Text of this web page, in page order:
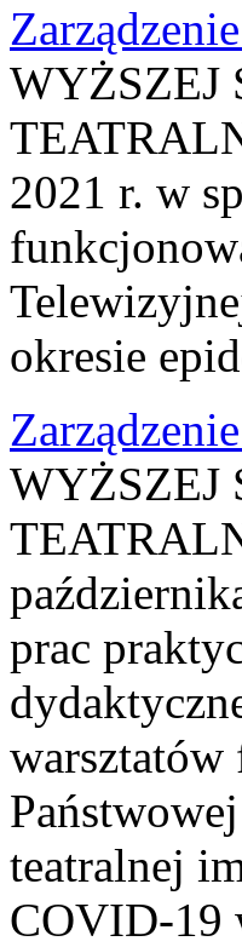
WYŻSZEJ
2021 r. w
okresie
WYŻSZEJ
prac
warsztatów
teatralnej
COVID-19